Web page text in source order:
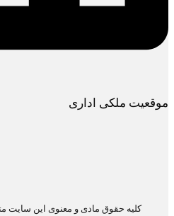
موقعیت ملکی اداری
کلیه حقوق مادی و معنوی این سایت